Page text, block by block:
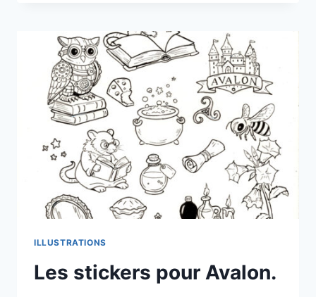
LÉGENDES
FRANÇAISES »
ILLUSTRATIONS
Les stickers pour Avalon.